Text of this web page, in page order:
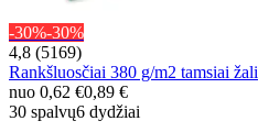
-30%-30%
4,8 (5169)
Rankšluosčiai 380 g/m2 tamsiai žali
nuo 0,62 €0,89 €
30 spalvų6 dydžiai